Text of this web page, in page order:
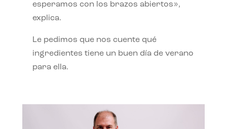
esperamos con los brazos abiertos»,
explica.
Le pedimos que nos cuente qué
ingredientes tiene un buen día de verano
para ella.